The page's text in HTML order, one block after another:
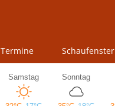
Termine Schaufenster